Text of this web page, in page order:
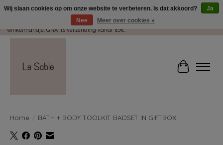
Wij pakken met plezier jouw kadootjes GRATIS in! Duid dit zeker aan in je
winkelmandje. GRATIS verzending vanaf 65€.
Home BATH + BODY TOOLKIT BADSET IN GIFTBOX
Wij slaan cookies op om onze website te verbeteren. Is dat akkoord?
Ja
Nee
Meer over cookies »